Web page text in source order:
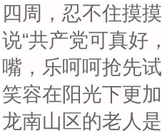
四周，忍不住摸
说“共产党可真好
嘴，乐呵呵抢先
笑容在阳光下更
龙南山区的老人